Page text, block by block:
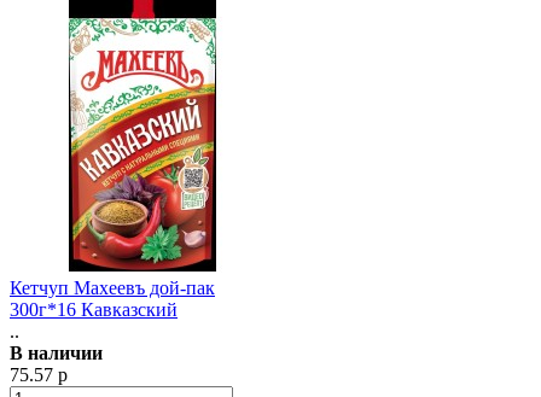
Кетчуп Махеевъ дой-пак
300г*16 Кавказский
..
В наличии
75.57 р